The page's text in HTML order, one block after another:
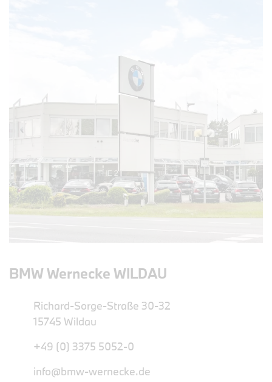
BMW Wernecke WILDAU
Richard-Sorge-Straße 30-32
15745 Wildau
+49 (0) 3375 5052-0
info@bmw-wernecke.de